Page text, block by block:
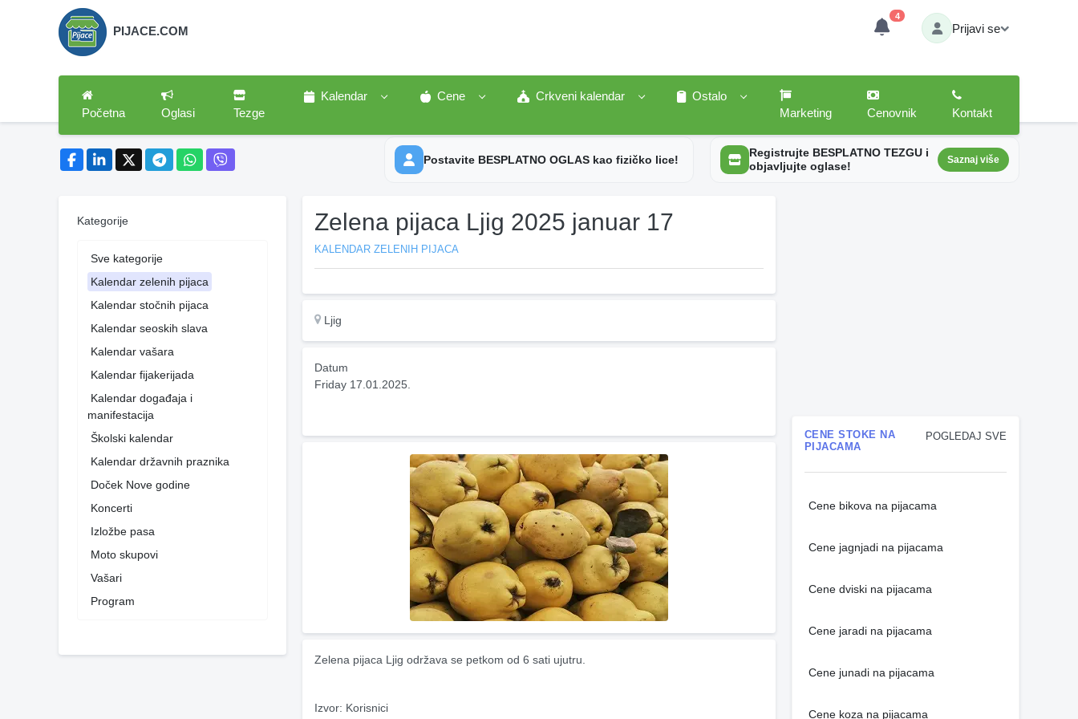
PIJACE.COM
4
Prijavi se
Početna Oglasi Tezge
Kalendar Cene Crkveni kalendar
Ostalo
Marketing
Cenovnik Kontakt
Postavite BESPLATNO OGLAS kao fizičko lice!
Registrujte BESPLATNO TEZGU i
objavljujte oglase!
Saznaj više
Kategorije
Sve kategorije
Kalendar zelenih pijaca
Kalendar stočnih pijaca
Kalendar seoskih slava
Kalendar vašara
Kalendar fijakerijada
Kalendar događaja i
manifestacija
Školski kalendar
Kalendar državnih praznika
Doček Nove godine
Koncerti
Izložbe pasa
Moto skupovi
Vašari
Program
Zelena pijaca Ljig 2025 januar 17
KALENDAR ZELENIH PIJACA
Ljig
Datum
Friday 17.01.2025.
Zelena pijaca Ljig održava se petkom od 6 sati ujutru.
Izvor: Korisnici
POGLEDAJ SVE
CENE STOKE NA
PIJACAMA
Cene bikova na pijacama
Cene jagnjadi na pijacama
Cene dviski na pijacama
Cene jaradi na pijacama
Cene junadi na pijacama
Cene koza na pijacama